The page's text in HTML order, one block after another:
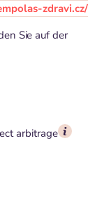
zdravi.cz/
Sie auf der
arbitrage